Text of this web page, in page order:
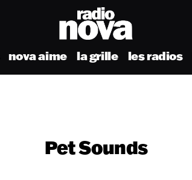
nova aime la grille les radios
Pet Sounds